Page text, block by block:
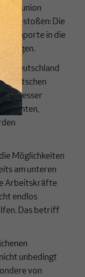
stoßen: Die
Importe in die
Deutschland
deutschen
besser
Möglichkeiten
am unteren
Arbeitskräfte
endlos
Das betriff
unbedingt
von